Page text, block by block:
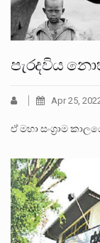
පැරදවිය
Apr 25,
ඒ මහා සංග්‍රාම